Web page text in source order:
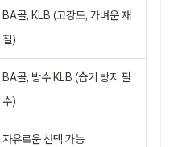
BA골, KLB (고강도, 가벼운 재
질)
BA골, 방수 KLB (습기 방지 필
수)
자유로운 선택 가능